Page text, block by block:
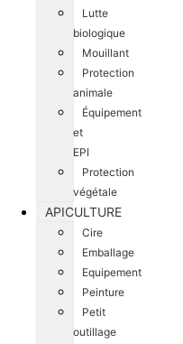
Lutte
biologique
Mouillant
Protection
animale
Équipement
et
EPI
Protection
végétale
APICULTURE
Cire
Emballage
Equipement
Peinture
Petit
outillage